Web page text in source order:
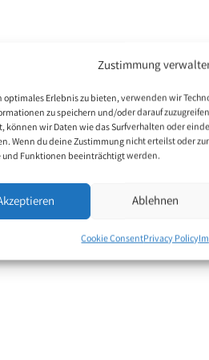
Zustimmung
optimales Erlebnis zu bieten, verwenden wir
zu speichern und/oder darauf
können wir Daten wie das Surfverhalten oder
Wenn du deine Zustimmung nicht erteilst oder
und Funktionen beeinträchtigt werden.
Ablehnen
Cookie ConsentPrivacy Policy
his
in sports,
changed his
since been
he
in oil.
perspectives